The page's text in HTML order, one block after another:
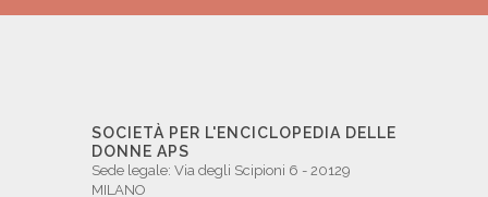
SOCIETÀ PER L'ENCICLOPEDIA DELLE
DONNE APS
Sede legale: Via degli Scipioni 6 - 20129
MILANO